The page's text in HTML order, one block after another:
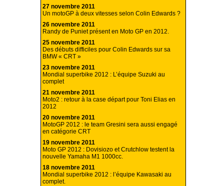
27 novembre 2011
Un motoGP à deux vitesses selon Colin Edwards ?
26 novembre 2011
Randy de Puniet présent en Moto GP en 2012.
25 novembre 2011
Des débuts difficiles pour Colin Edwards sur sa
BMW « CRT »
23 novembre 2011
Mondial superbike 2012 : L’équipe Suzuki au
complet
21 novembre 2011
Moto2 : retour à la case départ pour Toni Elias en
2012
20 novembre 2011
MotoGP 2012 : le team Gresini sera aussi engagé
en catégorie CRT
19 novembre 2011
Moto GP 2012 : Dovisiozo et Crutchlow testent la
nouvelle Yamaha M1 1000cc.
18 novembre 2011
Mondial superbike 2012 : l’équipe Kawasaki au
complet.